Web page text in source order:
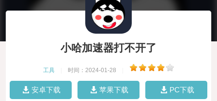
小哈加速器打不开了
工具 时间：2024-01-28
安卓下载 苹果下载 PC下载